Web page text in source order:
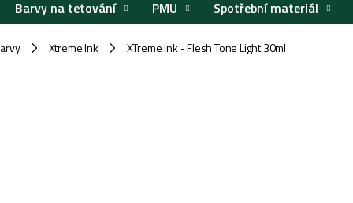
Barvy na tetování PMU Spotřební materiál
/ Xtreme Ink / XTreme Ink - Flesh Tone Light 30ml